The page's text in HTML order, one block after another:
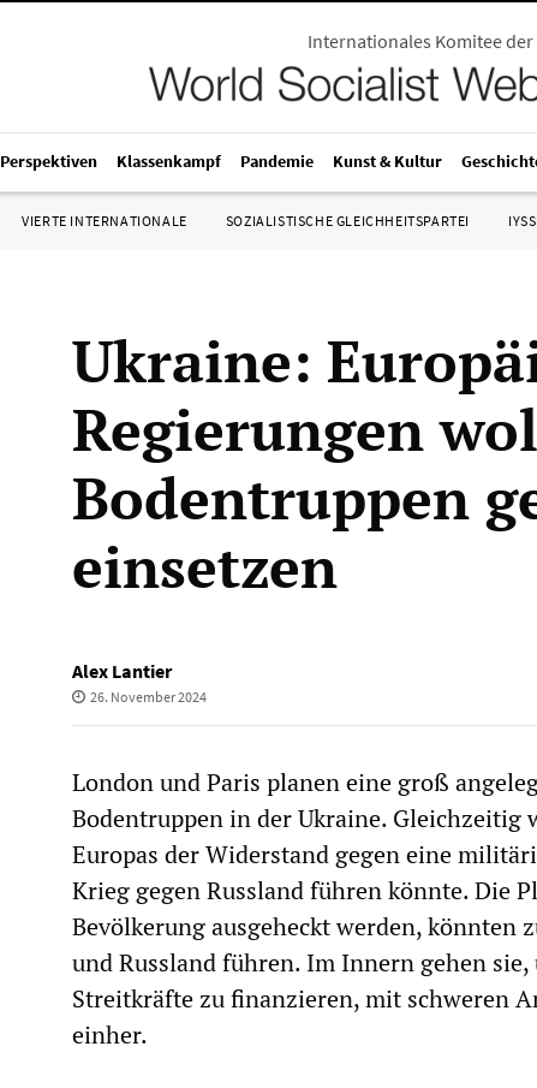
Internationales Komitee
Perspektiven Klassenkampf Pandemie Kunst & Kultur
VIERTE INTERNATIONALE SOZIALISTISCHE GLEICHHEITSPARTEI
Ukraine:
Regierungen
Bodentruppen
einsetzen
Alex Lantier
26. November 2024
London und Paris planen eine groß
Bodentruppen in der Ukraine. Gleichzeitig
Europas der Widerstand gegen eine
Krieg gegen Russland führen könnte. Die
Bevölkerung ausgeheckt werden, könnten
und Russland führen. Im Innern gehen
Streitkräfte zu finanzieren, mit schweren
einher.